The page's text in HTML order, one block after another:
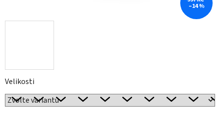
Velikosti
–14 %